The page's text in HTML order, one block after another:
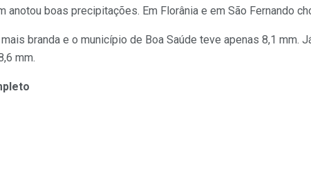
anotou boas precipitações. Em Florânia e em São Fernando
branda e o município de Boa Saúde teve apenas 8,1 mm.
mm.